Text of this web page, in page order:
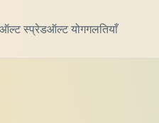
ऑल्ट स्प्रेडऑल्ट योगगलतियाँ